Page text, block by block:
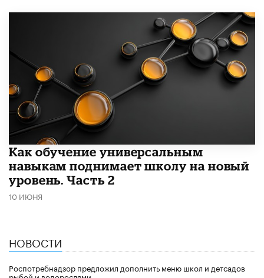
​Как обучение универсальным
навыкам поднимает школу на новый
уровень. Часть 2
10 ИЮНЯ
НОВОСТИ
Роспотребнадзор предложил дополнить меню школ и детсадов